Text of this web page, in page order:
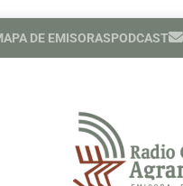
DE EMISORASPODCAST